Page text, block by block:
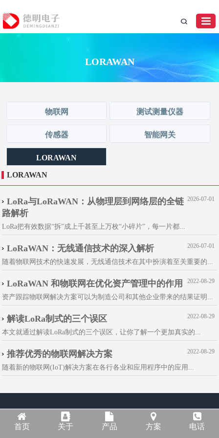
LORAWAN
物联网 测试测量仪器
传感器 智能网关
LORAWAN
LORAWAN
2026-07-01
LoRa与LoRaWAN：从物理层到网络层的全链
路解析
LoRa把有效数据“拆”成上千甚至上万枚“小碎片”，每一片都...
2026-07-01
LoRaWAN：无线通信技术的深入解析
随着物联网技术的快速发展，无线通信技术在其中扮演着至关重要的...
2022-08-29
LoRaWAN 和物联网在优化资产管理中的作用
资产跟踪物联网解决方案可以为制造公司和其他企业带来的结果证明...
2022-08-29
解读LoRa制式的三个误区
本文就通过解读LoRa制式的三个误区，让你了解一个更加真实的...
2022-08-29
推荐优秀的物联网解决方案
随着新的物联网(IoT)解决方案在各行各业和应用程序中的应用...
首页 关于 产品 方案 电话